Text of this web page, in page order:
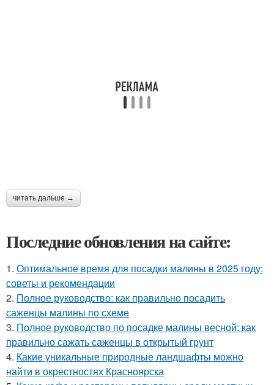
читать дальше →
Последние обновления на сайте:
1. Оптимальное время для посадки малины в 2025 году:
советы и рекомендации
2. Полное руководство: как правильно посадить
саженцы малины по схеме
3. Полное руководство по посадке малины весной: как
правильно сажать саженцы в открытый грунт
4. Какие уникальные природные ландшафты можно
найти в окрестностях Красноярска